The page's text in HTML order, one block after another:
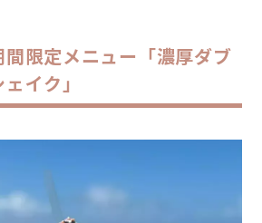
限定メニュー「濃厚ダブ
イク」